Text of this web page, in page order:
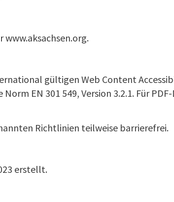
gültigen Web Content
EN 301 549, Version 3.2.1. Für
Richtlinien teilweise barrierefrei.
erstellt.